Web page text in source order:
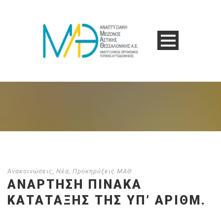
Ανακοινώσεις Νέα Προκηρύξεις ΜΑΘ
ΑΝΑΡΤΗΣΗ ΠΙΝΑΚΑ
ΚΑΤΑΤΑΞΗΣ ΤΗΣ ΥΠ’ ΑΡΙΘΜ.